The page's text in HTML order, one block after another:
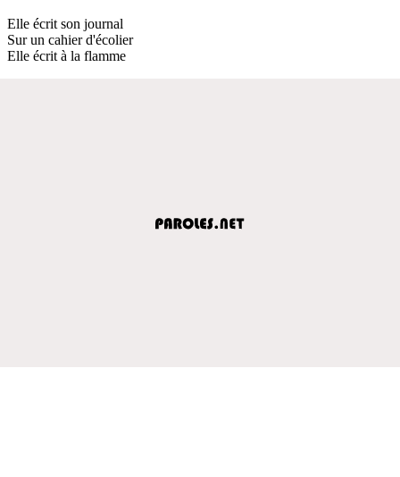
Elle écrit son journal
Sur un cahier d'écolier
Elle écrit à la flamme